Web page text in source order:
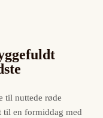
til nuttede røde
til en formiddag med